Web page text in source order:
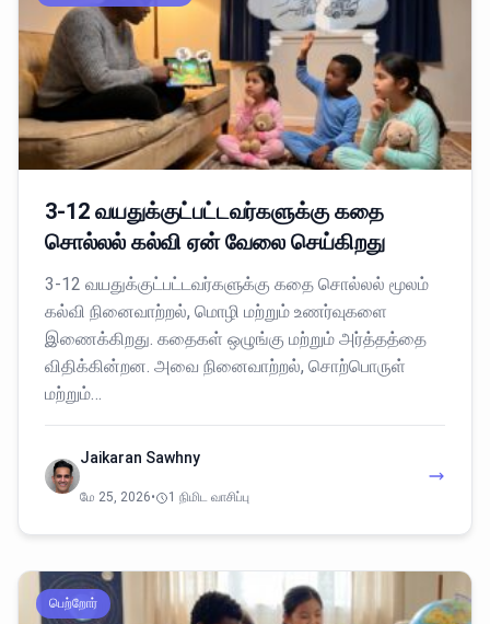
3-12 வயதுக்குட்பட்டவர்களுக்கு கதை
சொல்லல் கல்வி ஏன் வேலை செய்கிறது
3-12 வயதுக்குட்பட்டவர்களுக்கு கதை சொல்லல் மூலம்
கல்வி நினைவாற்றல், மொழி மற்றும் உணர்வுகளை
இணைக்கிறது. கதைகள் ஒழுங்கு மற்றும் அர்த்தத்தை
விதிக்கின்றன. அவை நினைவாற்றல், சொற்பொருள்
மற்றும்…
Jaikaran Sawhny
மே 25, 2026• 1 நிமிட வாசிப்பு
பெற்றோர்